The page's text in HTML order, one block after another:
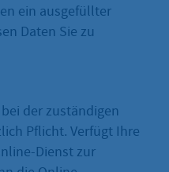
ein ausgefüllter
Daten Sie zu
der zuständigen
Pflicht. Verfügt Ihre
Dienst zur